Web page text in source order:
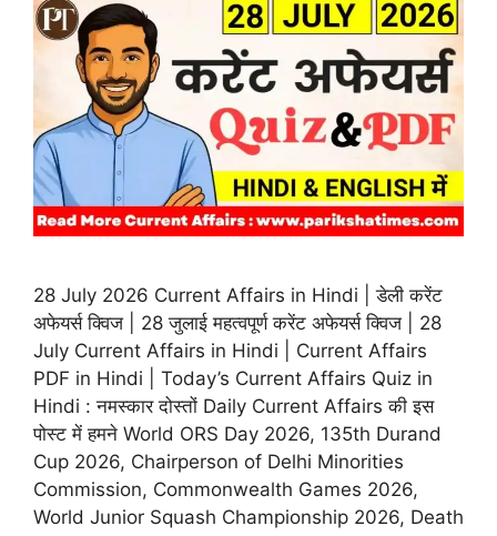
28 July 2026 Current Affairs in Hindi | डेली करेंट
अफेयर्स क्विज | 28 जुलाई महत्वपूर्ण करेंट अफेयर्स क्विज | 28
July Current Affairs in Hindi | Current Affairs
PDF in Hindi | Today’s Current Affairs Quiz in
Hindi : नमस्कार दोस्तों Daily Current Affairs की इस
पोस्ट में हमने World ORS Day 2026, 135th Durand
Cup 2026, Chairperson of Delhi Minorities
Commission, Commonwealth Games 2026,
World Junior Squash Championship 2026, Death